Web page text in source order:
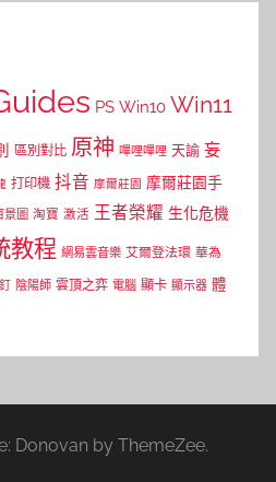
PS Win10 Win11
區別對比 原神 嗶哩嗶哩 天諭 妄
打印機 抖音 摩爾莊園 摩爾莊園手
景圖 淘寶 激活 王者榮耀 生化危機
教程 網易雲音樂 艾爾登法環 華為
陰陽師 雲頂之弈 電腦 顯卡 顯示器 體
Donovan by ThemeZee.